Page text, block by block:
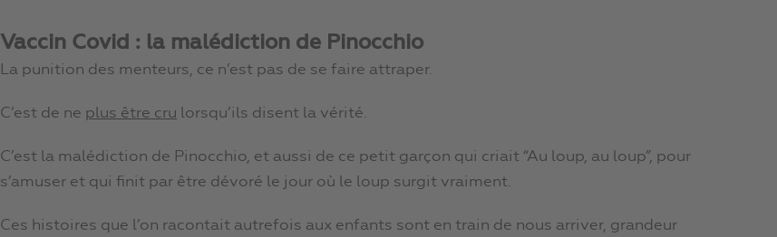
Vaccin Covid : la malédiction de Pinocchio
La punition des menteurs, ce n’est pas de se faire attraper.
C’est de ne plus être cru lorsqu’ils disent la vérité.
C’est la malédiction de Pinocchio, et aussi de ce petit garçon qui criait “Au loup, au loup”, pour
s’amuser et qui finit par être dévoré le jour où le loup surgit vraiment.
Ces histoires que l’on racontait autrefois aux enfants sont en train de nous arriver, grandeur